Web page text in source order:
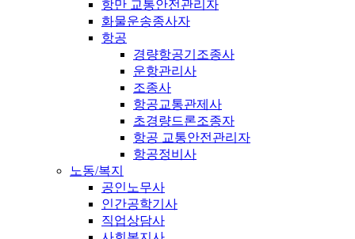
항만 교통안전관리자
화물운송종사자
항공
경량항공기조종사
운항관리사
조종사
항공교통관제사
초경량드론조종자
항공 교통안전관리자
항공정비사
노동/복지
공인노무사
인간공학기사
직업상담사